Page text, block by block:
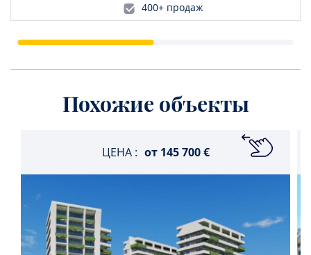
400+ продаж
Похожие объекты
ЦЕНА : от 145 700 €